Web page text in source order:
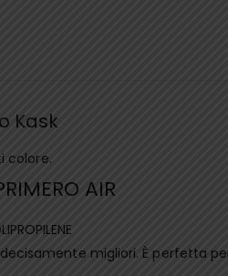
Kask
colore.
AIR
migliori. È perfetta